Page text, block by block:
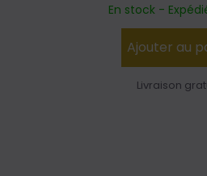
En stock -
Ajouter au
Livraison